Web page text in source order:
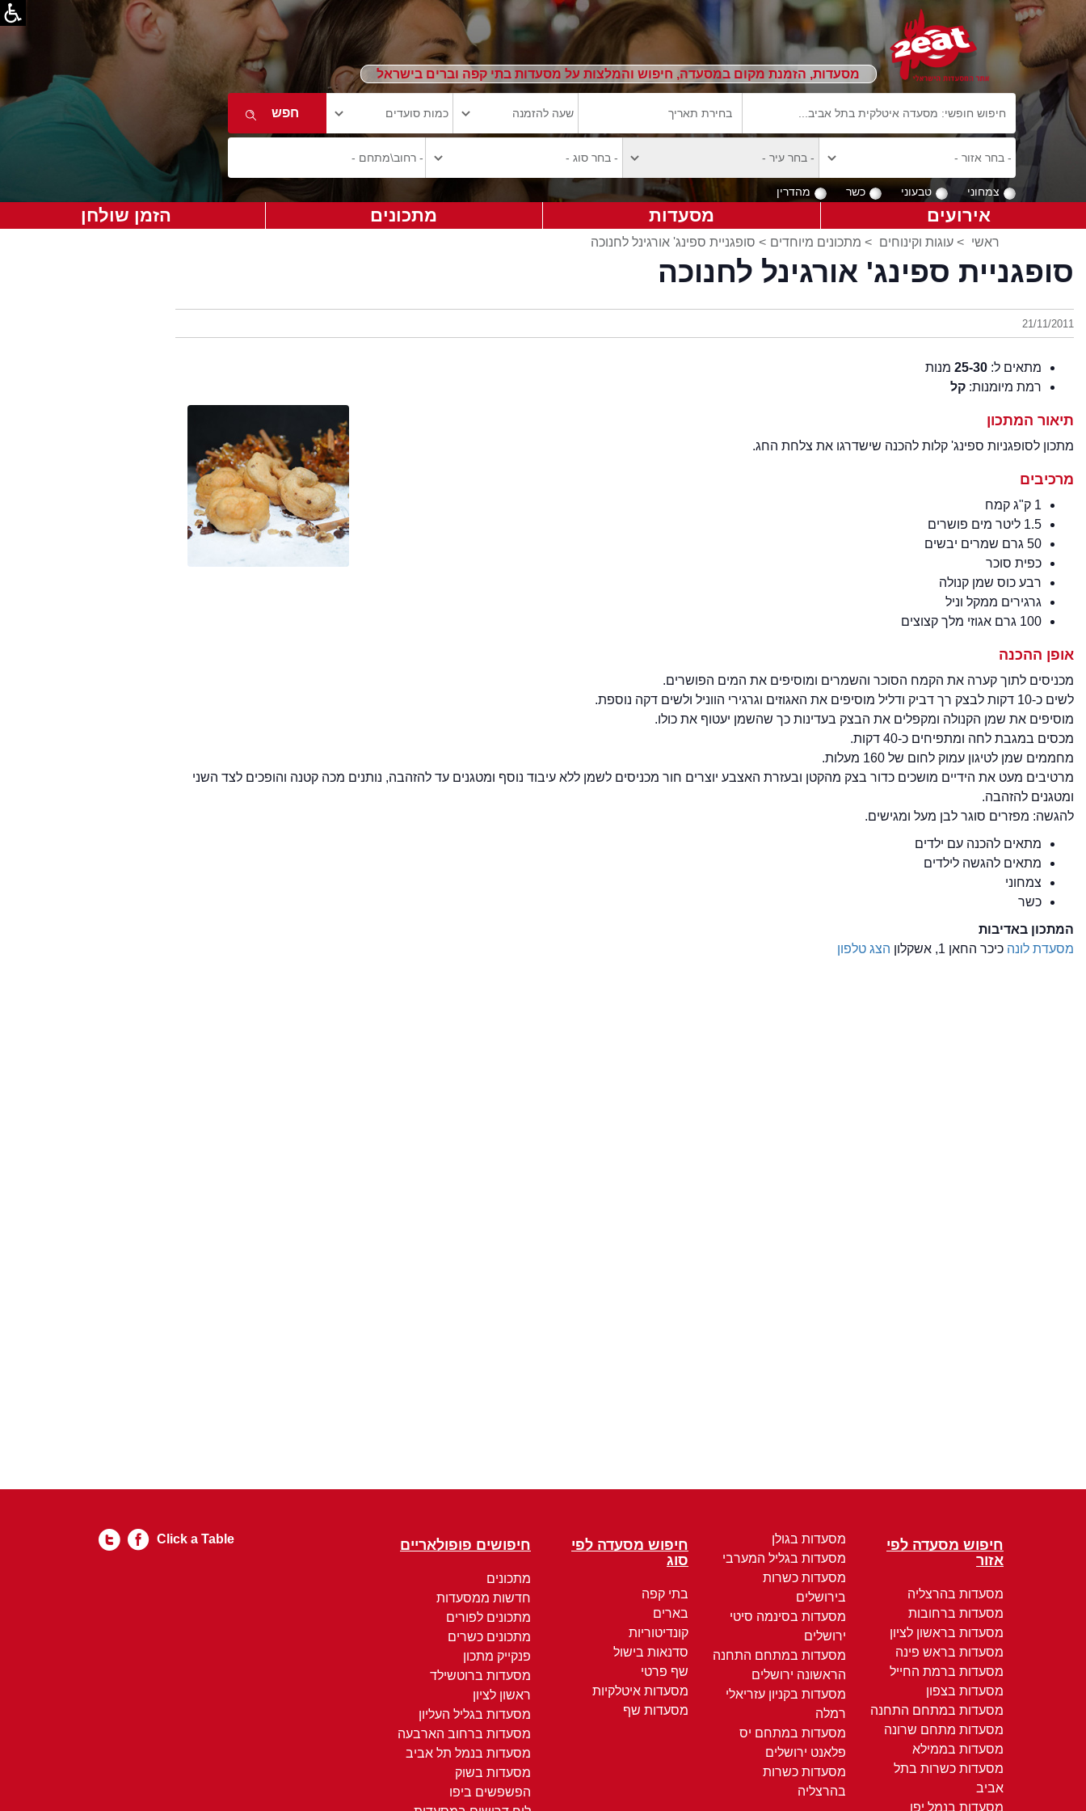
מסעדות, הזמנת מקום במסעדה, חיפוש והמלצות על מסעדות בתי קפה וברים בישראל
צמחוני טבעוני כשר מהדרין
אירועים מסעדות מתכונים הזמן שולחן
ראשי > עוגות וקינוחים > מתכונים מיוחדים > סופגניית ספינג' אורגינל לחנוכה
סופגניית ספינג' אורגינל לחנוכה
21/11/2011
מתאים ל: 25-30 מנות
רמת מיומנות: קל
תיאור המתכון
מתכון לסופגניות ספינג' קלות להכנה שישדרגו את צלחת החג.
מרכיבים
1 ק"ג קמח
1.5 ליטר מים פושרים
50 גרם שמרים יבשים
כפית סוכר
רבע כוס שמן קנולה
גרגירים ממקל וניל
100 גרם אגוזי מלך קצוצים
אופן ההכנה
מכניסים לתוך קערה את הקמח הסוכר והשמרים ומוסיפים את המים הפושרים.
לשים כ-10 דקות לבצק רך דביק ודליל מוסיפים את האגוזים וגרגירי הווניל ולשים דקה נוספת.
מוסיפים את שמן הקנולה ומקפלים את הבצק בעדינות כך שהשמן יעטוף את כולו.
מכסים במגבת לחה ומתפיחים כ-40 דקות.
מחממים שמן לטיגון עמוק לחום של 160 מעלות.
מרטיבים מעט את הידיים מושכים כדור בצק מהקטן ובעזרת האצבע יוצרים חור מכניסים לשמן ללא עיבוד נוסף ומטגנים עד להזהבה, נותנים מכה קטנה והופכים לצד השני
ומטגנים להזהבה.
להגשה: מפזרים סוגר לבן מעל ומגישים.
מתאים להכנה עם ילדים
מתאים להגשה לילדים
צמחוני
כשר
המתכון באדיבות
מסעדת לונה כיכר החאן 1, אשקלון הצג טלפון
חיפוש מסעדה לפי
אזור
מסעדות בהרצליה
מסעדות ברחובות
מסעדות בראשון לציון
מסעדות בראש פינה
מסעדות ברמת החייל
מסעדות בצפון
מסעדות במתחם התחנה
מסעדות מתחם שרונה
מסעדות בממילא
מסעדות כשרות בתל
אביב
מסעדות בנמל יפו
מסעדות בגולן
מסעדות בגליל המערבי
מסעדות כשרות
בירושלים
מסעדות בסינמה סיטי
ירושלים
מסעדות במתחם התחנה
הראשונה ירושלים
מסעדות בקניון עזריאלי
רמלה
מסעדות במתחם יס
פלאנט ירושלים
מסעדות כשרות
בהרצליה
חיפוש מסעדה לפי
סוג
בתי קפה
בארים
קונדיטוריות
סדנאות בישול
שף פרטי
מסעדות איטלקיות
מסעדות שף
חיפושים פופולאריים
מתכונים
חדשות ממסעדות
מתכונים לפורים
מתכונים כשרים
פנקייק מתכון
מסעדות ברוטשילד
ראשון לציון
מסעדות בגליל העליון
מסעדות ברחוב הארבעה
מסעדות בנמל תל אביב
מסעדות בשוק
הפשפשים ביפו
Click a Table